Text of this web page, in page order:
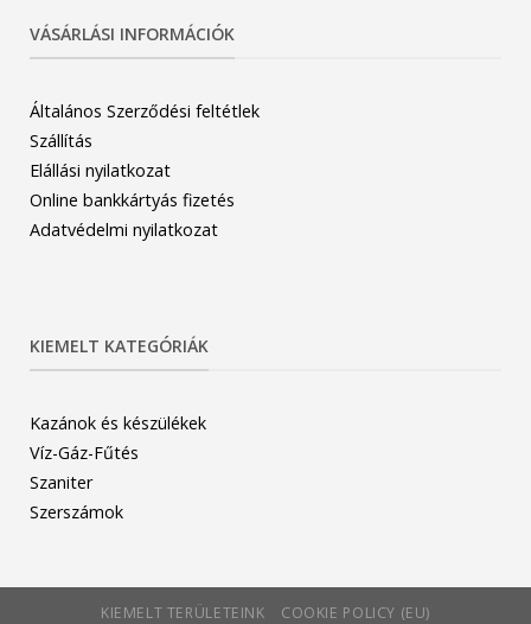
VÁSÁRLÁSI INFORMÁCIÓK
Általános Szerződési feltétlek
Szállítás
Elállási nyilatkozat
Online bankkártyás fizetés
Adatvédelmi nyilatkozat
KIEMELT KATEGÓRIÁK
Kazánok és készülékek
Víz-Gáz-Fűtés
Szaniter
Szerszámok
KIEMELT TERÜLETEINK COOKIE POLICY (EU)